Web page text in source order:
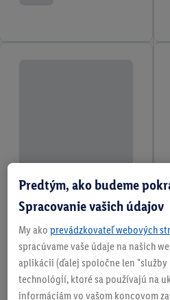
Predtým, ako budeme
Spracovanie vašich údajov
My ako prevádzkovateľ webových
spracúvame vaše údaje na našich
aplikácii (ďalej spoločne len
technológií, ktoré sa používajú na
informáciám vo vašom koncovom